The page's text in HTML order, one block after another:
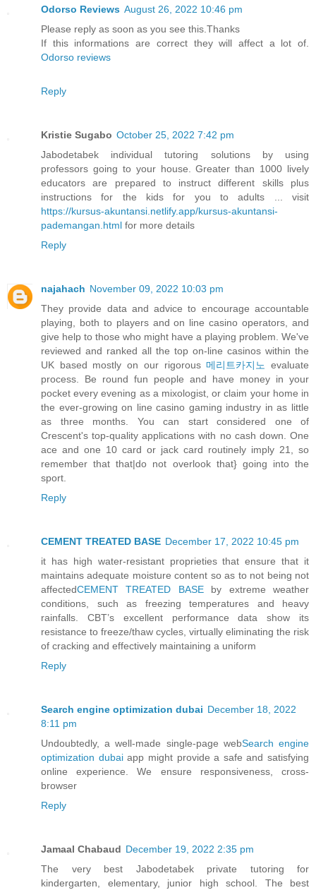
Odorso Reviews August 26, 2022 10:46 pm
Please reply as soon as you see this.Thanks
If this informations are correct they will affect a lot of.
Odorso reviews
Reply
Kristie Sugabo October 25, 2022 7:42 pm
Jabodetabek individual tutoring solutions by using
professors going to your house. Greater than 1000 lively
educators are prepared to instruct different skills plus
instructions for the kids for you to adults ... visit
https://kursus-akuntansi.netlify.app/kursus-akuntansi-
pademangan.html for more details
Reply
najahach November 09, 2022 10:03 pm
They provide data and advice to encourage accountable
playing, both to players and on line casino operators, and
give help to those who might have a playing problem. We've
reviewed and ranked all the top on-line casinos within the
UK based mostly on our rigorous메리트카지노 evaluate
process. Be round fun people and have money in your
pocket every evening as a mixologist, or claim your home in
the ever-growing on line casino gaming industry in as little
as three months. You can start considered one of
Crescent's top-quality applications with no cash down. One
ace and one 10 card or jack card routinely imply 21, so
remember that that|do not overlook that} going into the
sport.
Reply
CEMENT TREATED BASE December 17, 2022 10:45 pm
it has high water-resistant proprieties that ensure that it
maintains adequate moisture content so as to not being not
affectedCEMENT TREATED BASEby extreme weather
conditions, such as freezing temperatures and heavy
rainfalls. CBT’s excellent performance data show its
resistance to freeze/thaw cycles, virtually eliminating the risk
of cracking and effectively maintaining a uniform
Reply
Search engine optimization dubai December 18, 2022
8:11 pm
Undoubtedly, a well-made single-page webSearch engine
optimization dubaiapp might provide a safe and satisfying
online experience. We ensure responsiveness, cross-
browser
Reply
Jamaal Chabaud December 19, 2022 2:35 pm
The very best Jabodetabek private tutoring for
kindergarten, elementary, junior high school. The best